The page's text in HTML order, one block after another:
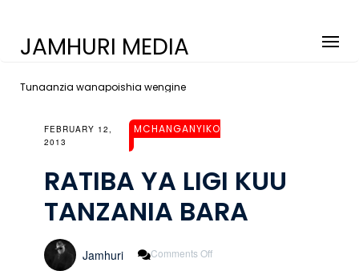
JAMHURI MEDIA
Tunaanzia wanapoishia wengine
FEBRUARY 12,
2013
MCHANGANYIKO
RATIBA YA LIGI KUU
TANZANIA BARA
Jamhuri Comments Off